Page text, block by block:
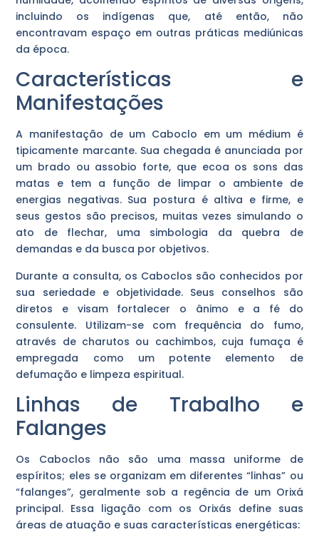
incluindo os indígenas que, até então, não
encontravam espaço em outras práticas mediúnicas
da época.
Características e
Manifestações
A manifestação de um Caboclo em um médium é
tipicamente marcante. Sua chegada é anunciada por
um brado ou assobio forte, que ecoa os sons das
matas e tem a função de limpar o ambiente de
energias negativas. Sua postura é altiva e firme, e
seus gestos são precisos, muitas vezes simulando o
ato de flechar, uma simbologia da quebra de
demandas e da busca por objetivos.
Durante a consulta, os Caboclos são conhecidos por
sua seriedade e objetividade. Seus conselhos são
diretos e visam fortalecer o ânimo e a fé do
consulente. Utilizam-se com frequência do fumo,
através de charutos ou cachimbos, cuja fumaça é
empregada como um potente elemento de
defumação e limpeza espiritual.
Linhas de Trabalho e
Falanges
Os Caboclos não são uma massa uniforme de
espíritos; eles se organizam em diferentes “linhas” ou
“falanges”, geralmente sob a regência de um Orixá
principal. Essa ligação com os Orixás define suas
áreas de atuação e suas características energéticas: